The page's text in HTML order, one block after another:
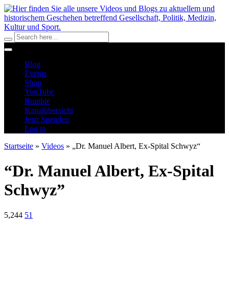
Blog
Events
Shop
YouTube
Rumble
Kanalübersicht
Jetzt Spenden
Log in
Startseite » Videos » „Dr. Manuel Albert, Ex-Spital Schwyz“
“Dr. Manuel Albert, Ex-Spital
Schwyz”
5,244 51